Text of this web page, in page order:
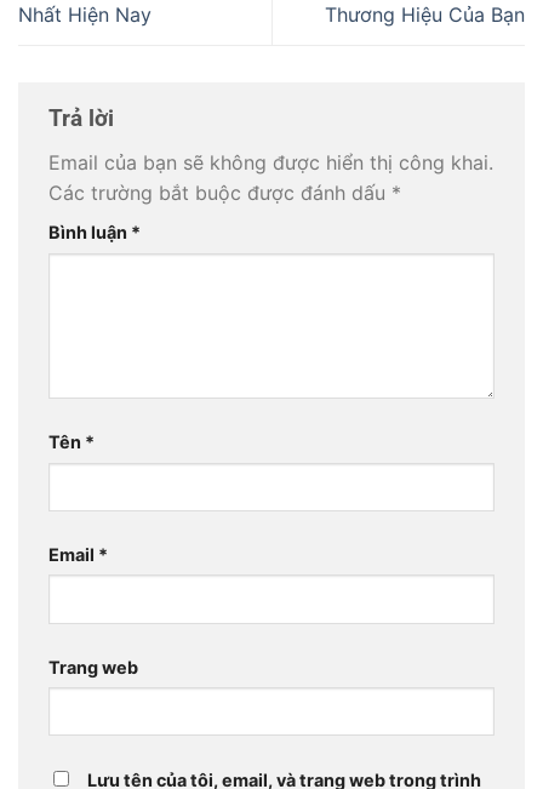
Nhất Hiện Nay
Thương Hiệu Của Bạn
Trả lời
Email của bạn sẽ không được hiển thị công khai.
Các trường bắt buộc được đánh dấu *
Bình luận *
Tên *
Email *
Trang web
Lưu tên của tôi, email, và trang web trong trình